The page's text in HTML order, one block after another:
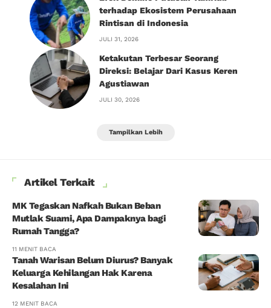
terhadap Ekosistem Perusahaan
Rintisan di Indonesia
JULI 31, 2026
Ketakutan Terbesar Seorang
Direksi: Belajar Dari Kasus Keren
Agustiawan
JULI 30, 2026
Tampilkan Lebih
Artikel Terkait
MK Tegaskan Nafkah Bukan Beban
Mutlak Suami, Apa Dampaknya bagi
Rumah Tangga?
11 MENIT BACA
Tanah Warisan Belum Diurus? Banyak
Keluarga Kehilangan Hak Karena
Kesalahan Ini
12 MENIT BACA